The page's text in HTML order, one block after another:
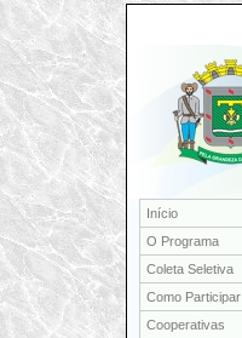
Início
O Programa
Coleta Seletiva
Como Participar
Cooperativas